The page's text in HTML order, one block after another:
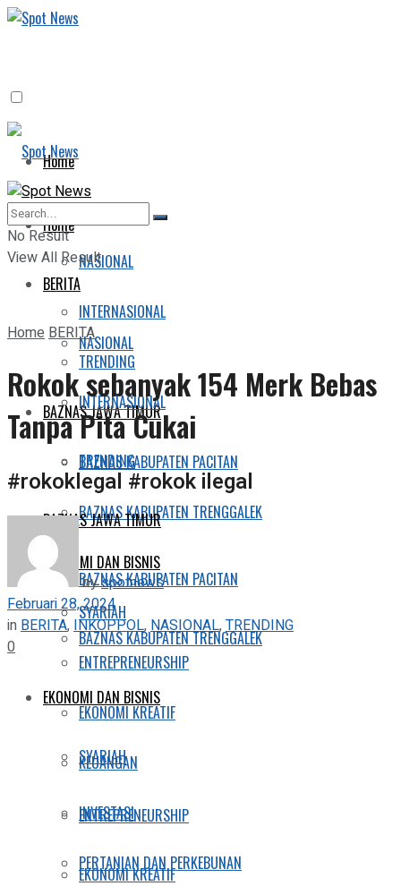
Home
BERITA
NASIONAL
INTERNASIONAL
TRENDING
BAZNAS JAWA TIMUR
BAZNAS KABUPATEN PACITAN
BAZNAS KABUPATEN TRENGGALEK
EKONOMI DAN BISNIS
SYARIAH
ENTREPRENEURSHIP
EKONOMI KREATIF
KEUANGAN
INVESTASI
PERTANIAN DAN PERKEBUNAN
Home
BERITA
NASIONAL
INTERNASIONAL
TRENDING
BAZNAS JAWA TIMUR
BAZNAS KABUPATEN PACITAN
BAZNAS KABUPATEN TRENGGALEK
EKONOMI DAN BISNIS
SYARIAH
ENTREPRENEURSHIP
EKONOMI KREATIF
No Result
View All Result
HomeBERITA
Rokok sebanyak 154 Merk Bebas
Tanpa Pita Cukai
#rokoklegal #rokok ilegal
byspotnews
Februari 28, 2024
in BERITA, INKOPPOL, NASIONAL,TRENDING
0